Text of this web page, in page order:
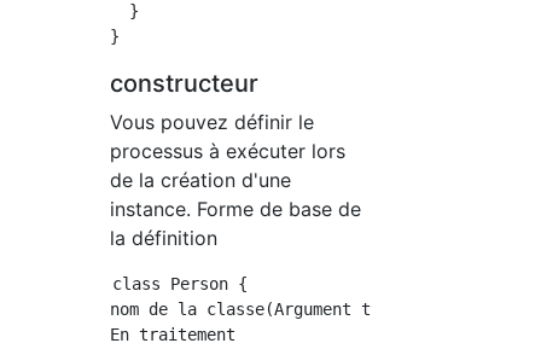
  }
constructeur
Vous pouvez définir le
processus à exécuter lors
de la création d'une
instance. Forme de base de
la définition
class Person {
nom de la classe(Argument type de données
En traitement